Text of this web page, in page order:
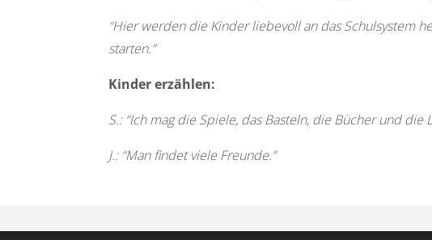
“Hier werden die Kinder liebevoll an das Schulsystem
starten.”
Kinder erzählen:
S.: “Ichmag die Spiele, das Basteln, die Bücher und die
J.: “Man findet viele Freunde.”